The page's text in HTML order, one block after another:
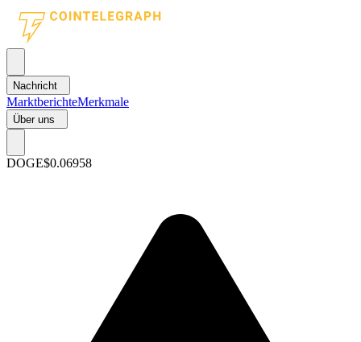
Nachricht
MarktberichteMerkmale
Über uns
DOGE$0.06958